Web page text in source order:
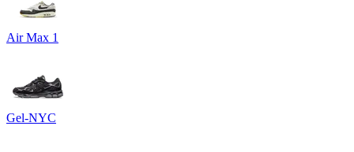
Air Max 1
Gel-NYC